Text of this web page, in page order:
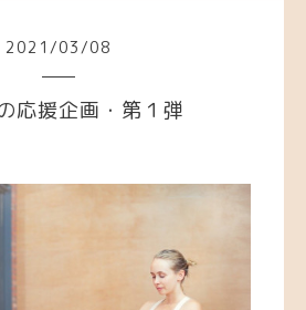
2021 /03 /08
応援企画・第１弾